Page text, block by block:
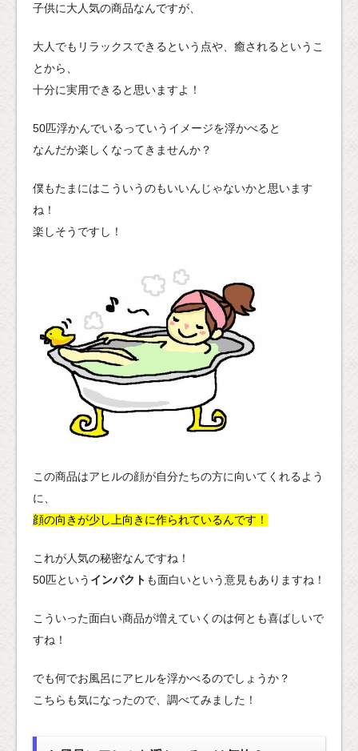
子供に大人気の商品なんですが、
大人でもリラックスできるという点や、癒されるというこ
とから、
十分に実用できると思いますよ！
50匹浮かんでいるっていうイメージを浮かべると
なんだか楽しくなってきませんか？
僕もたまにはこういうのもいいんじゃないかと思います
ね！
楽しそうですし！
この商品はアヒルの顔が自分たちの方に向いてくれるよう
に、
顔の向きが少し上向きに作られているんです！
これが人気の秘密なんですね！
50匹という インパクト も面白いという意見もありますね！
こういった面白い商品が増えていくのは何とも喜ばしいで
すね！
でも何でお風呂にアヒルを浮かべるのでしょうか？
こちらも気になったので、調べてみました！